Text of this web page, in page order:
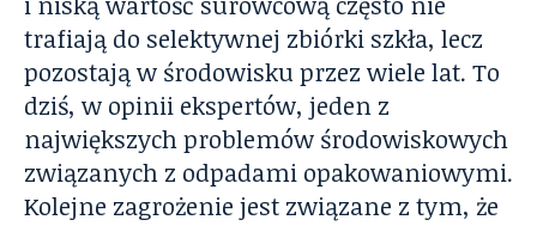
trafiają do selektywnej zbiórki szkła, lecz
pozostają w środowisku przez wiele lat. To
dziś, w opinii ekspertów, jeden z
największych problemów środowiskowych
związanych z odpadami opakowaniowymi.
Kolejne zagrożenie jest związane z tym, że